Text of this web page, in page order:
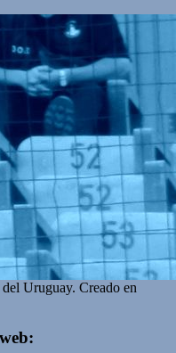
Uruguay. Creado en